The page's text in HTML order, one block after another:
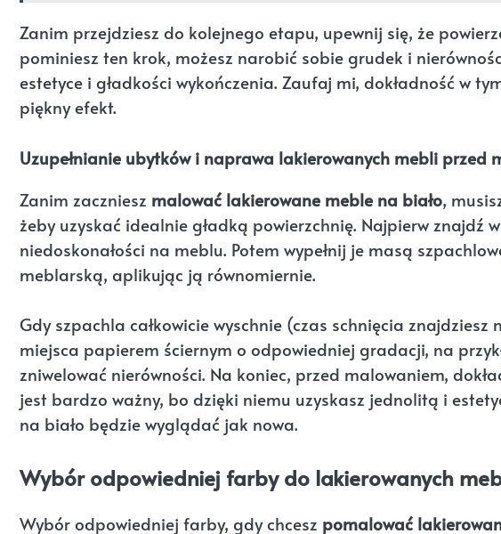
Zanim przejdziesz do kolejnego etapu, upewnij się, że
pominiesz ten krok, możesz narobić sobie grudek i
estetyce i gładkości wykończenia. Zaufaj mi, dokładność w
piękny efekt.
Uzupełnianie ubytków i naprawa lakierowanych mebli przed
Zanim zaczniesz malować lakierowane meble na biało,
żeby uzyskać idealnie gładką powierzchnię. Najpierw znajdź
niedoskonałości na meblu. Potem wypełnij je masą
meblarską, aplikując ją równomiernie.
Gdy szpachla całkowicie wyschnie (czas schnięcia
miejsca papierem ściernym o odpowiedniej gradacji, na
zniwelować nierówności. Na koniec, przed malowaniem,
jest bardzo ważny, bo dzięki niemu uzyskasz jednolitą i
na biało będzie wyglądać jak nowa.
Wybór odpowiedniej farby do lakierowanych
Wybór odpowiedniej farby, gdy chcesz pomalować